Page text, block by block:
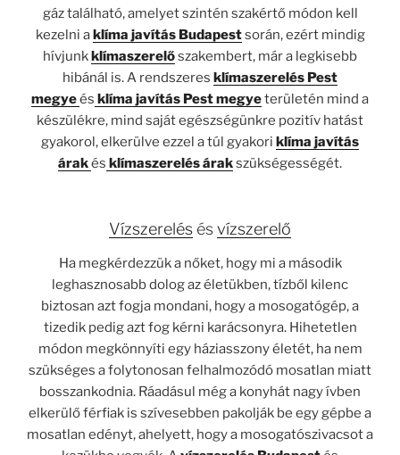
gáz található, amelyet szintén szakértő módon kell
kezelni aklíma javítás Budapestsorán, ezért mindig
hívjunkklímaszerelőszakembert, már a legkisebb
hibánál is. A rendszeres klímaszerelés Pest
megyeés klíma javítás Pest megyeterületén mind a
készülékre, mind saját egészségünkre pozitív hatást
gyakorol, elkerülve ezzel a túl gyakori klíma javítás
árakés klímaszerelés árakszükségességét.
Vízszerelés ésvízszerelő
Ha megkérdezzük a nőket, hogy mi a második
leghasznosabb dolog az életükben, tízből kilenc
biztosan azt fogja mondani, hogy a mosogatógép, a
tizedik pedig azt fog kérni karácsonyra. Hihetetlen
módon megkönnyíti egy háziasszony életét, ha nem
szükséges a folytonosan felhalmozódó mosatlan miatt
bosszankodnia. Ráadásul még a konyhát nagy ívben
elkerülő férfiak is szívesebben pakolják be egy gépbe a
mosatlan edényt, ahelyett, hogy a mosogatószivacsot a